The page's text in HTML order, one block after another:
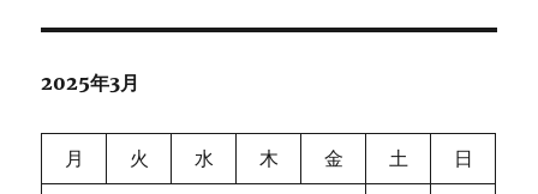
2025年3月
月 火 水 木 金 土 日